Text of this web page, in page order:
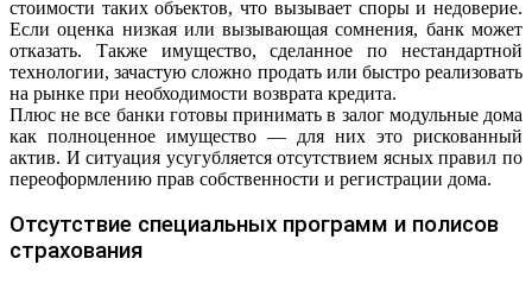
стоимости таких объектов, что вызывает споры и недоверие.
Если оценка низкая или вызывающая сомнения, банк может
отказать. Также имущество, сделанное по нестандартной
технологии, зачастую сложно продать или быстро реализовать
на рынке при необходимости возврата кредита.
Плюс не все банки готовы принимать в залог модульные дома
как полноценное имущество — для них это рискованный
актив. И ситуация усугубляется отсутствием ясных правил по
переоформлению прав собственности и регистрации дома.
Отсутствие специальных программ и полисов
страхования